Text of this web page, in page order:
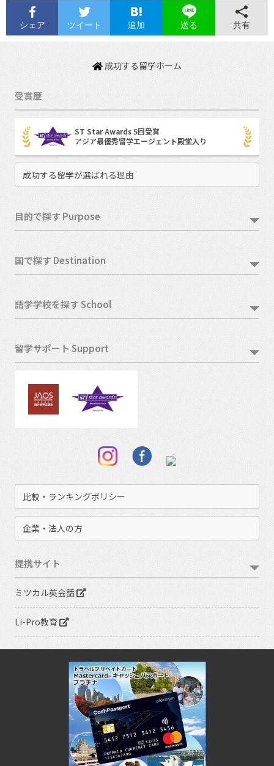
シェア ツイート 追加 送る 共有
成功する留学ホーム
受賞歴
ST Star Awards 5回受賞
アジア最優秀留学エージェント殿堂入り
成功する留学が選ばれる理由
目的で探す Purpose
国で探す Destination
語学学校を探す School
留学サポート Support
比較・ランキングポリシー
企業・法人の方
提携サイト
ミツカル英会話
Li-Pro教育